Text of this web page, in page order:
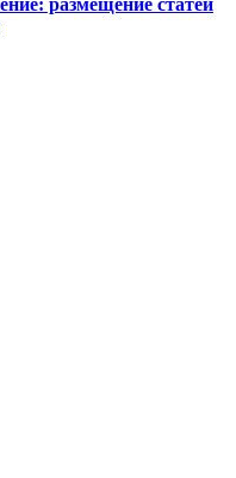
размещение статей